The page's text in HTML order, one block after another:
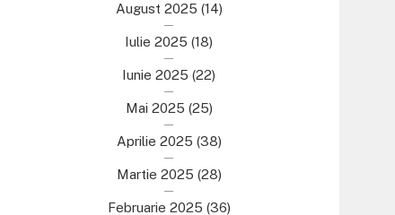
August 2025 (14)
Iulie 2025 (18)
Iunie 2025 (22)
Mai 2025 (25)
Aprilie 2025 (38)
Martie 2025 (28)
Februarie 2025 (36)